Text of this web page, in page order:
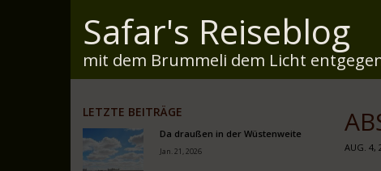
Safar's Reiseblog
mit dem Brummeli dem Licht
AUG. 4,
LETZTE BEITRÄGE
Da draußen in der Wüstenweite
Jan. 21, 2026